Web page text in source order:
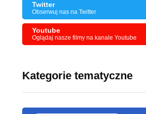
Twitter
Obserwuj nas na Twitter
Youtube
Oglądaj nasze filmy na kanale Youtube
Kategorie tematyczne